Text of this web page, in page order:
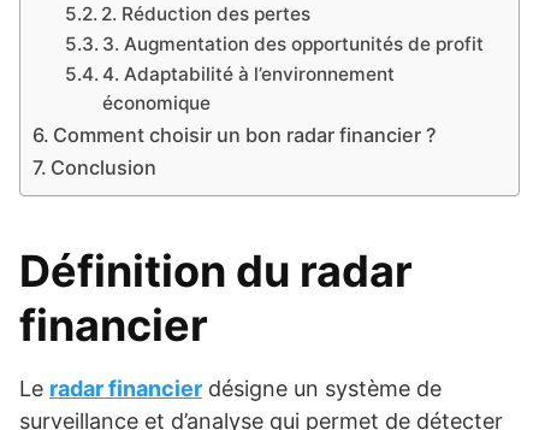
2. Réduction des pertes
3. Augmentation des opportunités de profit
4. Adaptabilité à l’environnement
économique
Comment choisir un bon radar financier ?
Conclusion
Définition du radar
financier
Le radar financier désigne un système de
surveillance et d’analyse qui permet de détecter